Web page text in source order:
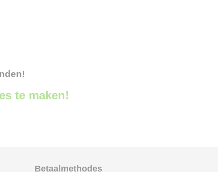
te maken!
Betaalmethodes